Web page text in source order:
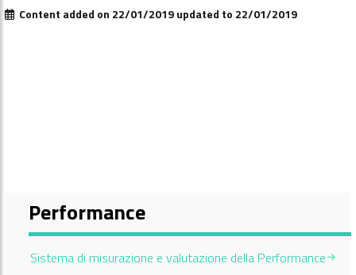
Content added on 22/01/2019 updated to 22/01/2019
Performance
Sistema di misurazione e valutazione della Performance